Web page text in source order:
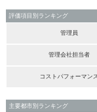
評価項目別ランキング
管理員
管理会社担当者
コストパフォーマン
主要都市別ランキング